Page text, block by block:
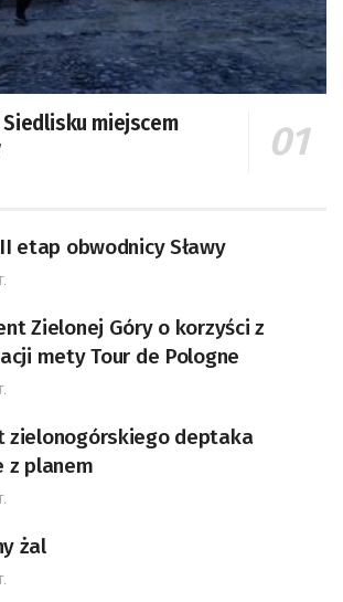
Siedlisku miejscem
etap obwodnicy Sławy
Zielonej Góry o korzyści z
mety Tour de Pologne
zielonogórskiego deptaka
z planem
żal